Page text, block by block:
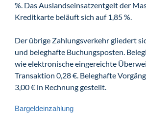
%. Das Auslandseinsatzentgelt der
Kreditkarte beläuft sich auf 1,85 %.
Der übrige Zahlungsverkehr gliedert
und beleghafte Buchungsposten.
wie elektronische eingereichte
Transaktion 0,28 €. Beleghafte
3,00 € in Rechnung gestellt.
Bargeldeinzahlung